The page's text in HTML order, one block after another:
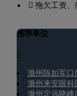
 拖欠工资
推荐单位

滁州陈如军口
滁州来安眼科
滁州定远晓峰